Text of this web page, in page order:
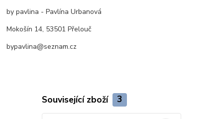
by pavlina - Pavlína Urbanová
Mokošín 14, 53501 Přelouč
bypavlina@seznam.cz
Související zboží 3